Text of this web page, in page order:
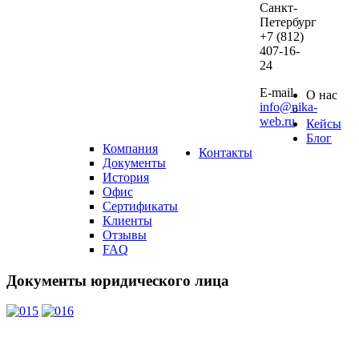
Санкт-
Петербург
+7 (812)
407-16-
24
E-mail
info@nika-
web.ru
О нас
Компания
Документы
История
Офис
Сертификаты
Клиенты
Отзывы
FAQ
Кейсы
Блог
Контакты
Документы юридического лица